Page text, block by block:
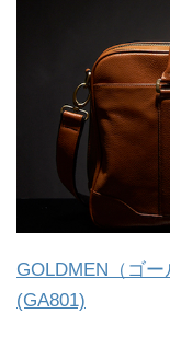
GOLDMEN（ゴ
(GA801)